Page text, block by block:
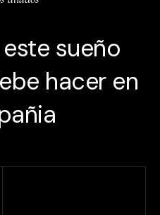
sueño
hacer en